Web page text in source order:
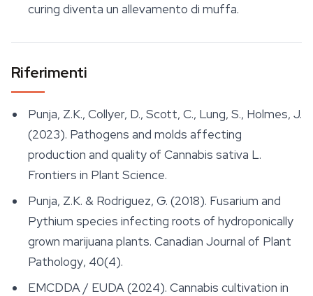
curing diventa un allevamento di muffa.
Riferimenti
Punja, Z.K., Collyer, D., Scott, C., Lung, S., Holmes, J.
(2023). Pathogens and molds affecting
production and quality of Cannabis sativa L.
Frontiers in Plant Science.
Punja, Z.K. & Rodriguez, G. (2018). Fusarium and
Pythium species infecting roots of hydroponically
grown marijuana plants. Canadian Journal of Plant
Pathology, 40(4).
EMCDDA / EUDA (2024). Cannabis cultivation in